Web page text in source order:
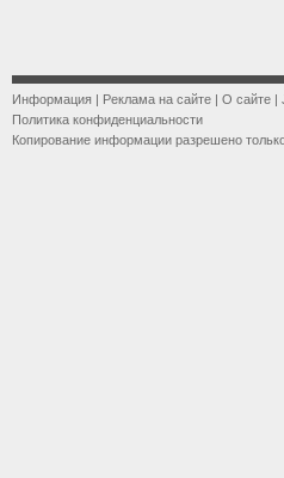
Информация | Реклама на сайте | О сайте |
Политика конфиденциальности
Копирование информации разрешено